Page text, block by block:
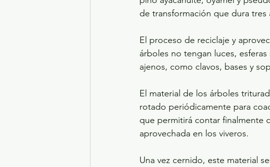
de transformación que dura tres
El proceso de reciclaje y
árboles no tengan luces,
ajenos, como clavos, bases y
El material de los árboles
rotado periódicamente para
que permitirá contar finalmente
aprovechada en los viveros.
Una vez cernido, este material